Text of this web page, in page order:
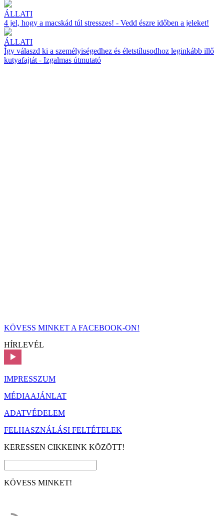
ÁLLATI
4 jel, hogy a macskád túl stresszes! - Vedd észre időben a jeleket!
ÁLLATI
Így válaszd ki a személyiségedhez és életstílusodhoz leginkább illő
kutyafajtát - Izgalmas útmutató
KÖVESS MINKET A FACEBOOK-ON!
HÍRLEVÉL
IMPRESSZUM
MÉDIAAJÁNLAT
ADATVÉDELEM
FELHASZNÁLÁSI FELTÉTELEK
KERESSEN CIKKEINK KÖZÖTT!
KÖVESS MINKET!